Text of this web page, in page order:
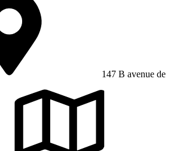
147 B avenue de